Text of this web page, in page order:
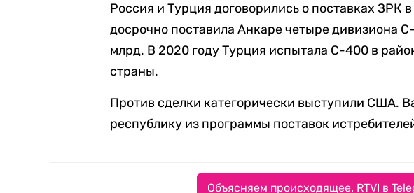
Россия и Турция договорились о поставках ЗРК
досрочно поставила Анкаре четыре дивизиона
млрд. В 2020 году Турция испытала С-400 в
страны.
Против сделки категорически выступили США.
республику из программы поставок
Объясняем происходящее. RTVI в